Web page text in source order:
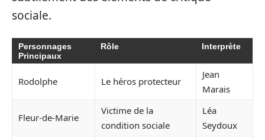
sociale.
Personnages
Principaux
Rôle Interprète
Rodolphe Le héros protecteur
Jean
Marais
Fleur-de-Marie
Victime de la
condition sociale
Léa
Seydoux